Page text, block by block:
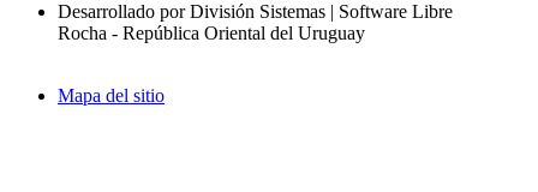
Desarrollado por División Sistemas | Software Libre
Rocha - República Oriental del Uruguay
Mapa del sitio